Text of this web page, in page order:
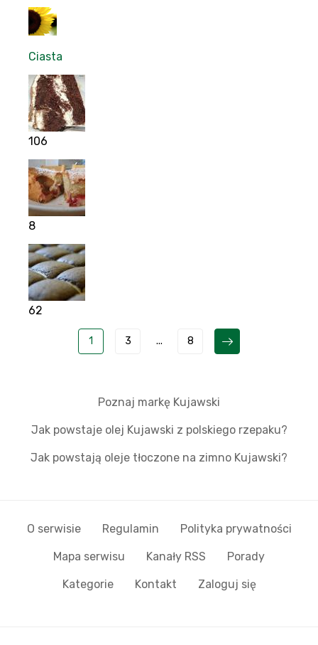
Ciasta
106
8
62
1 3 ... 8
Poznaj markę Kujawski
Jak powstaje olej Kujawski z polskiego rzepaku?
Jak powstają oleje tłoczone na zimno Kujawski?
O serwisie Regulamin Polityka prywatności
Mapa serwisu Kanały RSS Porady
Kategorie Kontakt Zaloguj się